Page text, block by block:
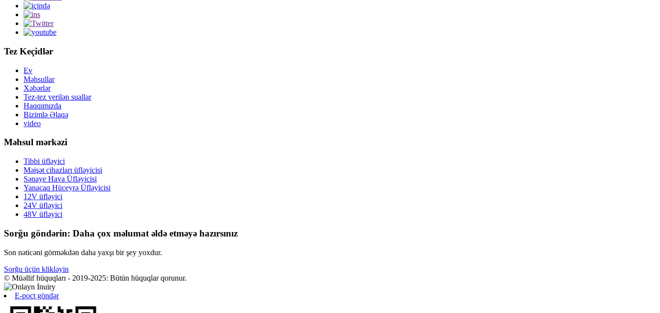
Tez Keçidlər
Ev
Məhsullar
Xəbərlər
Tez-tez verilən suallar
Haqqımızda
Bizimlə Əlaqə
video
Məhsul mərkəzi
Tibbi üfləyici
Məişət cihazları üfləyicisi
Sənaye Hava Üfləyicisi
Yanacaq Hüceyrə Üfləyicisi
12V üfləyici
24V üfləyici
48V üfləyici
Sorğu göndərin: Daha çox məlumat əldə etməyə hazırsınız
Son nəticəni görməkdən daha yaxşı bir şey yoxdur.
Sorğu üçün klikləyin
© Müəllif hüquqları - 2019-2025: Bütün hüquqlar qorunur.
E-poçt göndər